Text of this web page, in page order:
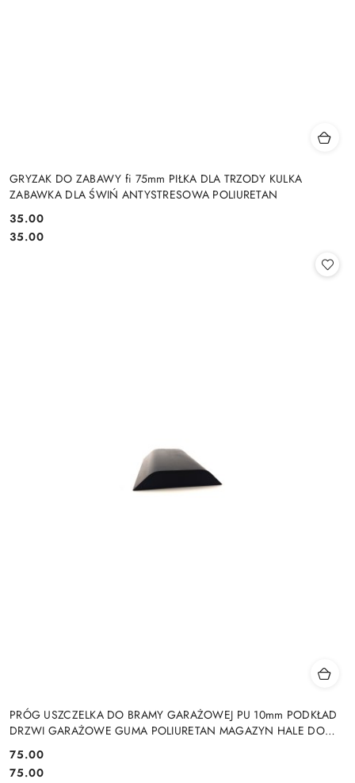
GRYZAK DO ZABAWY fi 75mm PIŁKA DLA TRZODY KULKA
ZABAWKA DLA ŚWIŃ ANTYSTRESOWA POLIURETAN
Cena:
35.00
Cena:
35.00
PRÓG USZCZELKA DO BRAMY GARAŻOWEJ PU 10mm PODKŁAD
DRZWI GARAŻOWE GUMA POLIURETAN MAGAZYN HALE DO
DRZWI GARAŻOWYCH HAL MAGAZYNÓW
Cena:
75.00
Cena:
75.00